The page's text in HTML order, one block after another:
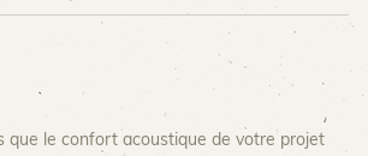
que le confort acoustique de votre projet